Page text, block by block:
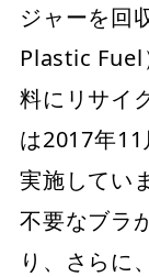
ジャーを回
Plastic Fuel
料にリサイ
は2017年
実施してい
不要なブラ
り、さらに